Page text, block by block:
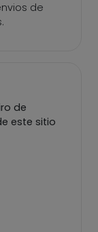
de
de
este sitio